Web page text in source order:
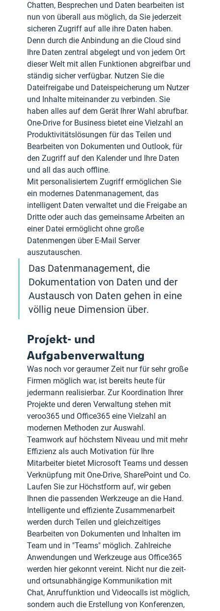
Chatten, Besprechen und Daten bearbeiten ist
nun von überall aus möglich, da Sie jederzeit
sicheren Zugriff auf alle ihre Daten haben.
Denn durch die Anbindung an die Cloud sind
Ihre Daten zentral abgelegt und von jedem Ort
dieser Welt mit allen Funktionen abgreifbar und
ständig sicher verfügbar. Nutzen Sie die
Dateifreigabe und Dateispeicherung um Nutzer
und Inhalte miteinander zu verbinden. Sie
haben alles auf dem Gerät Ihrer Wahl abrufbar.
One-Drive for Business bietet eine Vielzahl an
Produktivitätslösungen für das Teilen und
Bearbeiten von Dokumenten und Outlook, für
den Zugriff auf den Kalender und Ihre Daten
und all das auch offline.
Mit personalisiertem Zugriff ermöglichen Sie
ein modernes Datenmanagement, das
intelligent Daten verwaltet und die Freigabe an
Dritte oder auch das gemeinsame Arbeiten an
einer Datei ermöglicht ohne große
Datenmengen über E-Mail Server
auszutauschen.
Das Datenmanagement, die
Dokumentation von Daten und der
Austausch von Daten gehen in eine
völlig neue Dimension über.
Projekt- und
Aufgabenverwaltung
Was noch vor geraumer Zeit nur für sehr große
Firmen möglich war, ist bereits heute für
jedermann realisierbar. Zur Koordination Ihrer
Projekte und deren Verwaltung stehen mit
veroo365 und Office365 eine Vielzahl an
modernen Methoden zur Auswahl.
Teamwork auf höchstem Niveau und mit mehr
Effizienz als auch Motivation für Ihre
Mitarbeiter bietet Microsoft Teams und dessen
Verknüpfung mit One-Drive, SharePoint und Co.
Laufen Sie zur Höchstform auf, wir geben
Ihnen die passenden Werkzeuge an die Hand.
Intelligente und effiziente Zusammenarbeit
werden durch Teilen und gleichzeitiges
Bearbeiten von Dokumenten und Inhalten im
Team und in "Teams" möglich. Zahlreiche
Anwendungen und Werkzeuge aus Office365
werden hier gekonnt vereint. Nicht nur die zeit-
und ortsunabhängige Kommunikation mit
Chat, Anruffunktion und Videocalls ist möglich,
sondern auch die Erstellung von Konferenzen,